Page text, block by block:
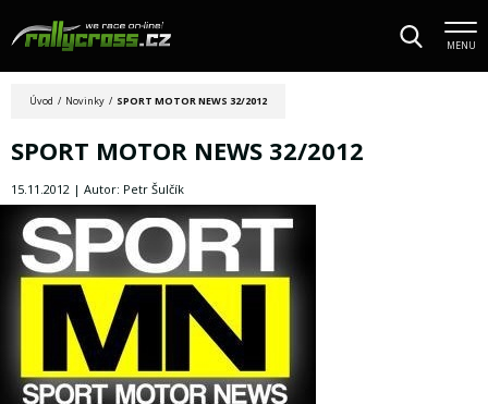
MENU
Úvod / Novinky / SPORT MOTOR NEWS 32/2012
SPORT MOTOR NEWS 32/2012
15.11.2012 | Autor: Petr Šulčík